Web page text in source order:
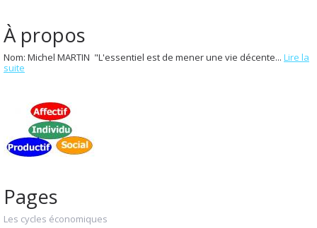
À propos
Nom: Michel MARTIN "L'essentiel est de mener une vie décente... Lire la
suite
Pages
Les cycles économiques